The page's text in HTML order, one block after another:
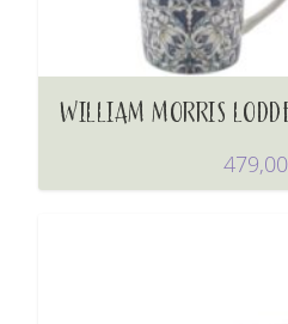
WILLIAM MORRIS
479,00